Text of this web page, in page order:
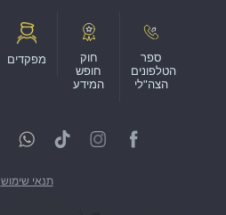
מפקדים
חוק
חופש
המידע
ספר
הטלפונים
הצה"לי
תנאי שימוש